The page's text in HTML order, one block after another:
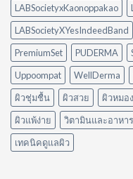
เหมาะ
กับ
บ้าน
ของ
คุณ
LABSocietyxKaonoppakao
LABSocietyXYesIndeedBand
PremiumSet
PUDERMA
Uppoompat
WellDerma
ผิวชุ่มชื้น
ผิวสวย ผิวหมอ
ผิวแพ้ง่าย
วิตามินและอาหา
เทคนิคดูแลผิว